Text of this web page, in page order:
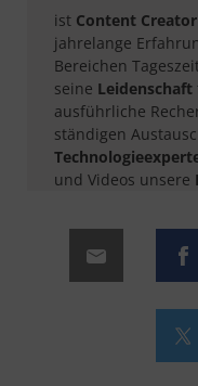
ist Content Creator
jahrelange
Bereichen
seine Leidenschaft
ausführliche
ständigen
und Videos unsere